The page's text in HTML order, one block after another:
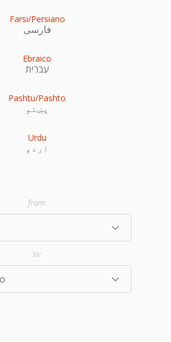
Farsi/Persiano
فارسی
Ebraico
עִברִית
Pashtu/Pashto
پښتو
Urdu
اردو